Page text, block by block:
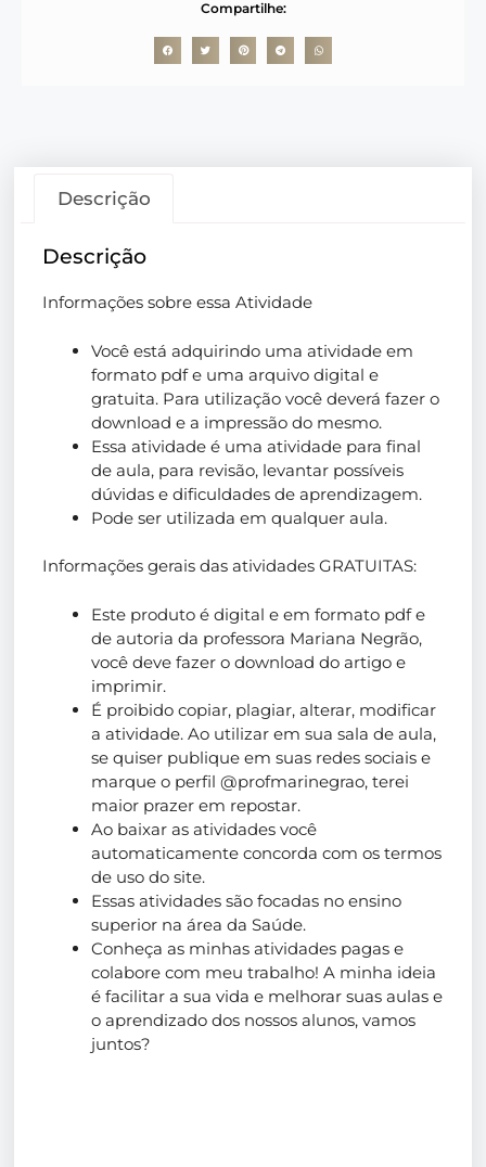
Compartilhe:
Descrição
Descrição
Informações sobre essa Atividade
Você está adquirindo uma atividade em
formato pdf e uma arquivo digital e
gratuita. Para utilização você deverá fazer o
download e a impressão do mesmo.
Essa atividade é uma atividade para final
de aula, para revisão, levantar possíveis
dúvidas e dificuldades de aprendizagem.
Pode ser utilizada em qualquer aula.
Informações gerais das atividades GRATUITAS:
Este produto é digital e em formato pdf e
de autoria da professora Mariana Negrão,
você deve fazer o download do artigo e
imprimir.
É proibido copiar, plagiar, alterar, modificar
a atividade. Ao utilizar em sua sala de aula,
se quiser publique em suas redes sociais e
marque o perfil @profmarinegrao, terei
maior prazer em repostar.
Ao baixar as atividades você
automaticamente concorda com os termos
de uso do site.
Essas atividades são focadas no ensino
superior na área da Saúde.
Conheça as minhas atividades pagas e
colabore com meu trabalho! A minha ideia
é facilitar a sua vida e melhorar suas aulas e
o aprendizado dos nossos alunos, vamos
juntos?